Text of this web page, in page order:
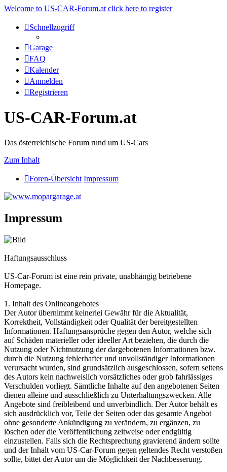
Welcome to US-CAR-Forum.at click here to register
Schnellzugriff
Garage
FAQ
Kalender
Anmelden
Registrieren
US-CAR-Forum.at
Das österreichische Forum rund um US-Cars
Zum Inhalt
Foren-Übersicht Impressum
Impressum
Haftungsausschluss
US-Car-Forum ist eine rein private, unabhängig betriebene
Homepage.
1. Inhalt des Onlineangebotes
Der Autor übernimmt keinerlei Gewähr für die Aktualität,
Korrektheit, Vollständigkeit oder Qualität der bereitgestellten
Informationen. Haftungsansprüche gegen den Autor, welche sich
auf Schäden materieller oder ideeller Art beziehen, die durch die
Nutzung oder Nichtnutzung der dargebotenen Informationen bzw.
durch die Nutzung fehlerhafter und unvollständiger Informationen
verursacht wurden, sind grundsätzlich ausgeschlossen, sofern seitens
des Autors kein nachweislich vorsätzliches oder grob fahrlässiges
Verschulden vorliegt. Sämtliche Inhalte auf den angebotenen Seiten
dienen alleine und ausschließlich zu Unterhaltungszwecken. Alle
Angebote sind freibleibend und unverbindlich. Der Autor behält es
sich ausdrücklich vor, Teile der Seiten oder das gesamte Angebot
ohne gesonderte Ankündigung zu verändern, zu ergänzen, zu
löschen oder die Veröffentlichung zeitweise oder endgültig
einzustellen. Falls sich die Rechtsprechung gravierend ändern sollte
und der Inhalt vom US-Car-Forum gegen geltendes Recht verstoßen
sollte, bittet der Autor um die Möglichkeit der Nachbesserung.